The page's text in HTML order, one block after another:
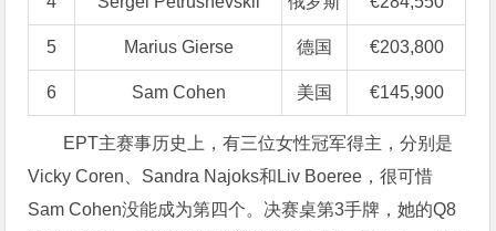
5 Marius Gierse 德国 €203,800
6 Sam Cohen 美国 €145,900
EPT主赛事历史上，有三位女性冠军得主，分别是
Vicky Coren、Sandra Najoks和Liv Boeree，很可惜
Sam Cohen没能成为第四个。决赛桌第3手牌，她的Q8